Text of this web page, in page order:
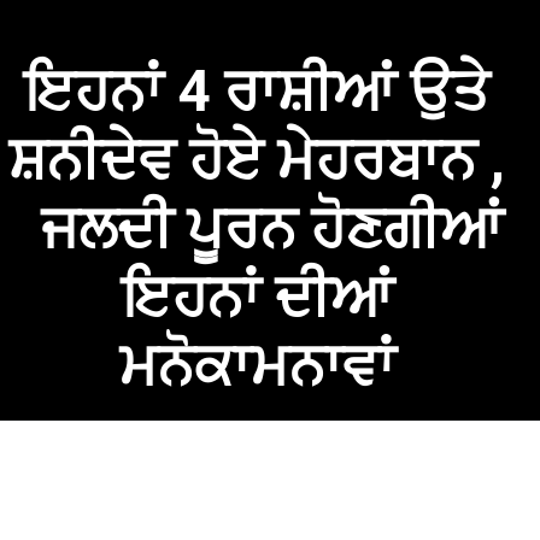
ਇਹਨਾਂ 4 ਰਾਸ਼ੀਆਂ ਉਤੇ
ਸ਼ਨੀਦੇਵ ਹੋਏ ਮੇਹਰਬਾਨ ,
ਜਲਦੀ ਪੂਰਨ ਹੋਣਗੀਆਂ
ਇਹਨਾਂ ਦੀਆਂ
ਮਨੋਕਾਮਨਾਵਾਂ